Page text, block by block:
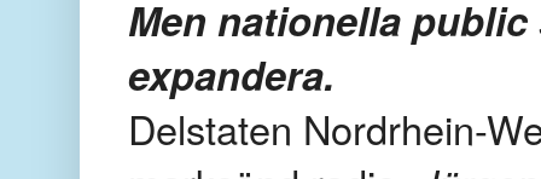
Men nationella
expandera.
Delstaten Nordrhein-